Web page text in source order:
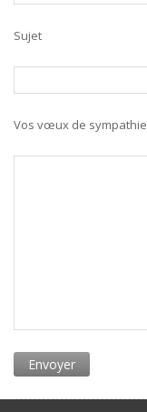
Sujet
Vos vœux de sympathie